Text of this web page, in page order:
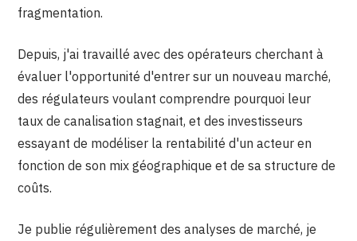
fragmentation.
Depuis, j'ai travaillé avec des opérateurs cherchant à
évaluer l'opportunité d'entrer sur un nouveau marché,
des régulateurs voulant comprendre pourquoi leur
taux de canalisation stagnait, et des investisseurs
essayant de modéliser la rentabilité d'un acteur en
fonction de son mix géographique et de sa structure de
coûts.
Je publie régulièrement des analyses de marché, je